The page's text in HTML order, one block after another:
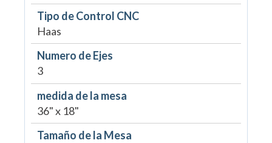
Tipo de Control CNC
Haas
Numero de Ejes
3
medida de la mesa
36" x 18"
Tamaño de la Mesa